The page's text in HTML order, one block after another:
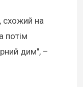
схожий на
потім
дим", –